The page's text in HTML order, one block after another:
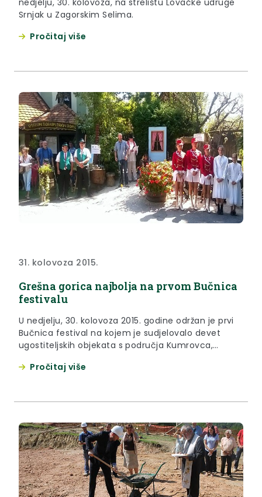
Srnjak u Zagorskim Selima.
Pročitaj više
31. kolovoza 2015.
Grešna gorica najbolja na prvom Bučnica
festivalu
U nedjelju, 30. kolovoza 2015. godine održan je prvi
Bučnica festival na kojem je sudjelovalo devet
ugostiteljskih objekata s područja Kumrovca,
pripremio je domaćin – seosko domaćinstvo
Pročitaj više